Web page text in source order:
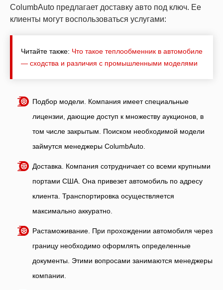
ColumbAuto предлагает доставку авто под ключ. Ее
клиенты могут воспользоваться услугами:
Читайте также: Что такое теплообменник в автомобиле
— сходства и различия с промышленными моделями
Подбор модели. Компания имеет специальные
лицензии, дающие доступ к множеству аукционов, в
том числе закрытым. Поиском необходимой модели
займутся менеджеры ColumbAuto.
Доставка. Компания сотрудничает со всеми крупными
портами США. Она привезет автомобиль по адресу
клиента. Транспортировка осуществляется
максимально аккуратно.
Растаможивание. При прохождении автомобиля через
границу необходимо оформлять определенные
документы. Этими вопросами занимаются менеджеры
компании.